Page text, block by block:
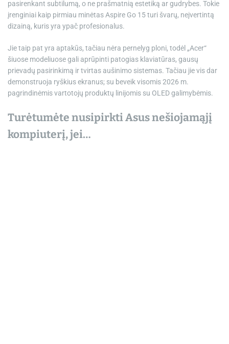
pasirenkant subtilumą, o ne prašmatnią estetiką ar gudrybes. Tokie
įrenginiai kaip pirmiau minėtas Aspire Go 15 turi švarų, neįvertintą
dizainą, kuris yra ypač profesionalus.
Jie taip pat yra aptakūs, tačiau nėra pernelyg ploni, todėl „Acer“
šiuose modeliuose gali aprūpinti patogias klaviatūras, gausų
prievadų pasirinkimą ir tvirtas aušinimo sistemas. Tačiau jie vis dar
demonstruoja ryškius ekranus; su beveik visomis 2026 m.
pagrindinėmis vartotojų produktų linijomis su OLED galimybėmis.
Turėtumėte nusipirkti Asus nešiojamąjį
kompiuterį, jei…